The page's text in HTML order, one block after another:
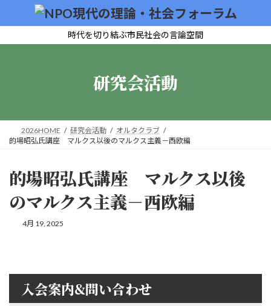
ン
ー
時代を切り結ぶ市民社会の言論空間
研究会活動
2026HOME 研究会活動
オルタクラブ
的場昭弘氏講座 マルクス以後のマルクス主義－西欧編
的場昭弘氏講座 マルクス以後
のマルクス主義－西欧編
4月 19, 2025
入会案内&問い合わせ